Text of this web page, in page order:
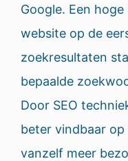
Google. Een
website op de
zoekresultaten
bepaalde
Door SEO
beter vindbaar
vanzelf meer